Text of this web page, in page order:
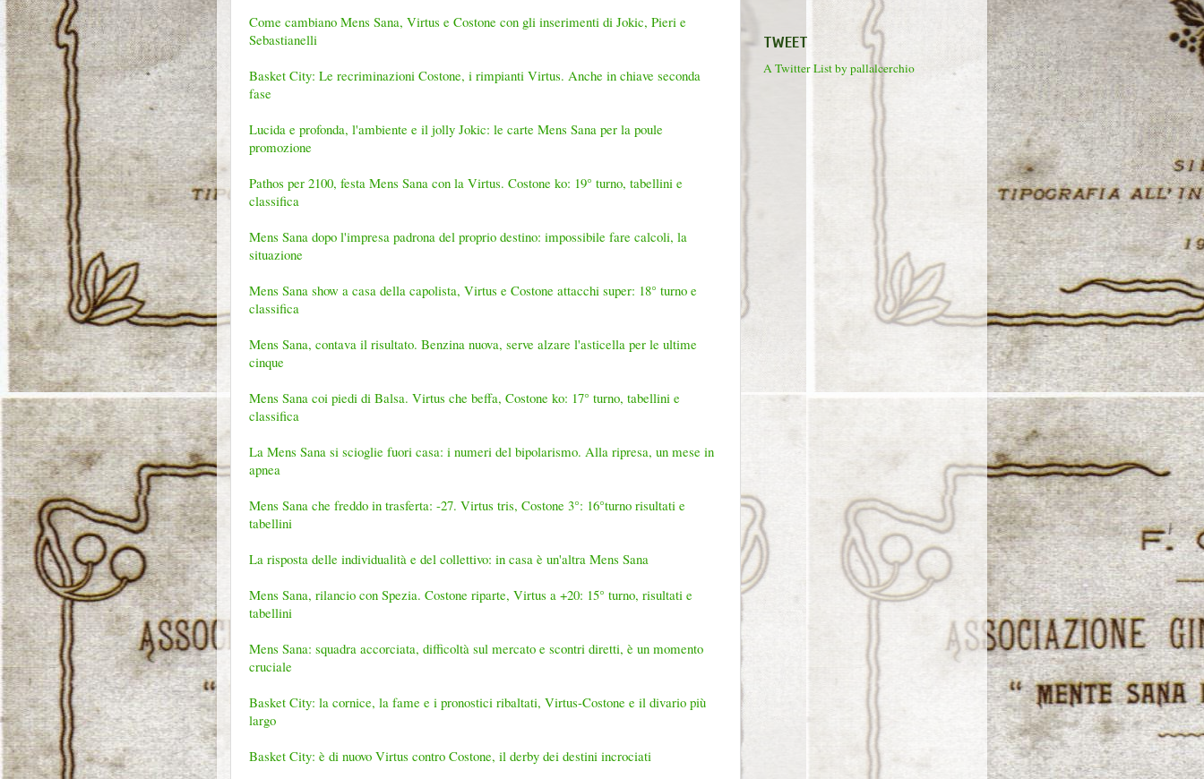
Come cambiano Mens Sana, Virtus e Costone con gli inserimenti di Jokic, Pieri e
Sebastianelli
Basket City: Le recriminazioni Costone, i rimpianti Virtus. Anche in chiave seconda
fase
Lucida e profonda, l'ambiente e il jolly Jokic: le carte Mens Sana per la poule
promozione
Pathos per 2100, festa Mens Sana con la Virtus. Costone ko: 19° turno, tabellini e
classifica
Mens Sana dopo l'impresa padrona del proprio destino: impossibile fare calcoli, la
situazione
Mens Sana show a casa della capolista, Virtus e Costone attacchi super: 18° turno e
classifica
Mens Sana, contava il risultato. Benzina nuova, serve alzare l'asticella per le ultime
cinque
Mens Sana coi piedi di Balsa. Virtus che beffa, Costone ko: 17° turno, tabellini e
classifica
La Mens Sana si scioglie fuori casa: i numeri del bipolarismo. Alla ripresa, un mese in
apnea
Mens Sana che freddo in trasferta: -27. Virtus tris, Costone 3°: 16°turno risultati e
tabellini
La risposta delle individualità e del collettivo: in casa è un'altra Mens Sana
Mens Sana, rilancio con Spezia. Costone riparte, Virtus a +20: 15° turno, risultati e
tabellini
Mens Sana: squadra accorciata, difficoltà sul mercato e scontri diretti, è un momento
cruciale
Basket City: la cornice, la fame e i pronostici ribaltati, Virtus-Costone e il divario più
largo
Basket City: è di nuovo Virtus contro Costone, il derby dei destini incrociati
TWEET
A Twitter List by pallalcerchio